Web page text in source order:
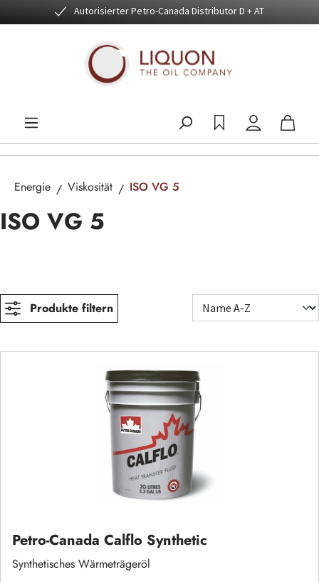
Zum Hauptinhalt springenAutorisierter Petro-Canada Distributor D + AT
Energie Viskosität ISO VG 5
ISO VG 5
Produkte filtern
Petro-Canada Calflo Synthetic
Synthetisches Wärmeträgeröl